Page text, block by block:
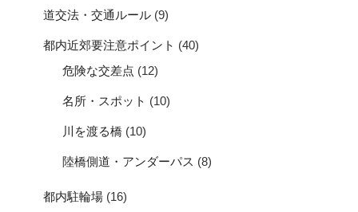
道交法・交通ルール (9)
都内近郊要注意ポイント (40)
危険な交差点 (12)
名所・スポット (10)
川を渡る橋 (10)
陸橋側道・アンダーパス (8)
都内駐輪場 (16)